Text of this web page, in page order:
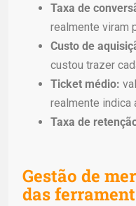
Taxa de
realmente viram
Custo de
custou trazer
Ticket médio:
realmente indica
Taxa de
Gestão de
das